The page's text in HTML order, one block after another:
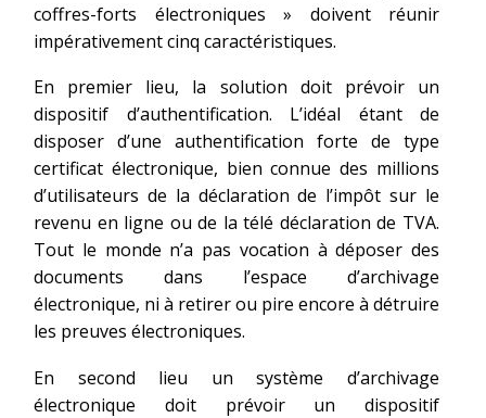
coffres-forts électroniques » doivent réunir
impérativement cinq caractéristiques.
En premier lieu, la solution doit prévoir un
dispositif d’authentification. L’idéal étant de
disposer d’une authentification forte de type
certificat électronique, bien connue des millions
d’utilisateurs de la déclaration de l’impôt sur le
revenu en ligne ou de la télé déclaration de TVA.
Tout le monde n’a pas vocation à déposer des
documents dans l’espace d’archivage
électronique, ni à retirer ou pire encore à détruire
les preuves électroniques.
En second lieu un système d’archivage
électronique doit prévoir un dispositif